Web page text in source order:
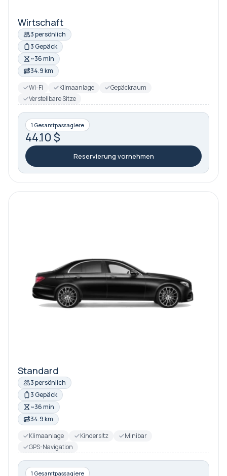
Wirtschaft
3 persönlich
3 Gepäck
~36 min
34.9 km
Wi-Fi
Klimaanlage
Gepäckraum
Verstellbare Sitze
1 Gesamtpassagiere
44.10 $
Reservierung vornehmen
Standard
3 persönlich
3 Gepäck
~36 min
34.9 km
Klimaanlage
Kindersitz
Minibar
GPS-Navigation
1 Gesamtpassagiere